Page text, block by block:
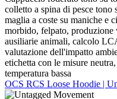
colletto a spina di pesce tono
maglia a coste su maniche e
morbido, felpato, produzione
ausiliarie animali, calcolo
valutazione dell'impatto
etichetta con le misure
temperatura bassa
OCS RCS Loose Hoodie |